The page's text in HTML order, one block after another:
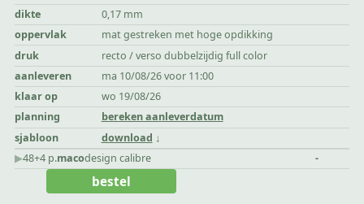
dikte
0,17 mm
oppervlak
mat gestreken met hoge opdikking
druk
recto / verso dubbelzijdig full color
aanleveren
ma 10/08/26 voor 11:00
klaar op
wo 19/08/26
planning
bereken aanleverdatum
sjabloon
download
▶︎48+4 p.macodesign calibre -
bestel